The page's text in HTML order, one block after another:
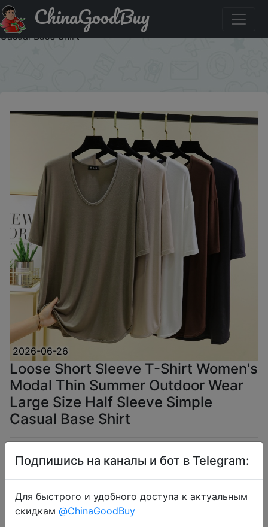
Скидка на: Loose Short Sleeve T-Shirt Women's Modal
Thin Summer Outdoor Wear Large Size Half Sleeve Simple
Casual Base Shirt
ChinaGoodBuy
2026-06-26
Loose Short Sleeve T-Shirt Women's
Modal Thin Summer Outdoor Wear
Large Size Half Sleeve Simple
Casual Base Shirt
$7.99
Coins
Подпишись на каналы и бот в Telegram:
Для быстрого и удобного доступа к актуальным
скидкам @ChinaGoodBuy